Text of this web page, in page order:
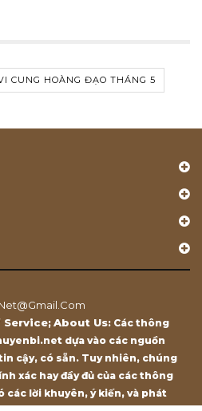
CUNG HOÀNG ĐẠO THÁNG 5
Service; About Us: Các thông
dựa vào các nguồn
cậy, có sẵn. Tuy nhiên, chúng
xác hay đầy đủ của các thông
các lời khuyên, ý kiến, và phát